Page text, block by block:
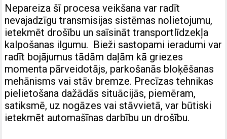
Nepareiza šī procesa veikšana var radīt
nevajadzīgu transmisijas sistēmas nolietojumu,
ietekmēt drošību un saīsināt transportlīdzekļa
kalpošanas ilgumu. Bieži sastopami ieradumi var
radīt bojājumus tādām daļām kā griezes
momenta pārveidotājs, parkošanās bloķēšanas
mehānisms vai stāv bremze. Precīzas tehnikas
pielietošana dažādās situācijās, piemēram,
satiksmē, uz nogāzes vai stāvvietā, var būtiski
ietekmēt automašīnas darbību un drošību.